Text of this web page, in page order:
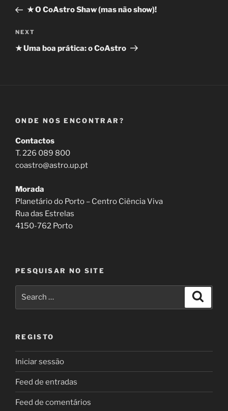
artigos
Post★ O CoAstro Shaw (mas não show)!
Next
Post
NEXT
★ Uma boa prática: o CoAstro
ONDE NOS ENCONTRAR?
Contactos
T. 226 089 800
coastro@astro.up.pt
Morada
Planetário do Porto – Centro Ciência Viva
Rua das Estrelas
4150-762 Porto
PESQUISAR NO SITE
REGISTO
Iniciar sessão
Feed de entradas
Feed de comentários